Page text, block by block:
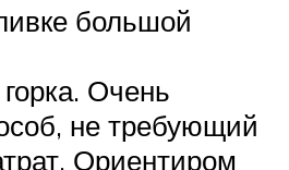
большой
Очень
не требующий
Ориентиром